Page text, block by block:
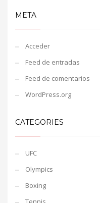
META
Acceder
Feed de entradas
Feed de comentarios
WordPress.org
CATEGORIES
UFC
Olympics
Boxing